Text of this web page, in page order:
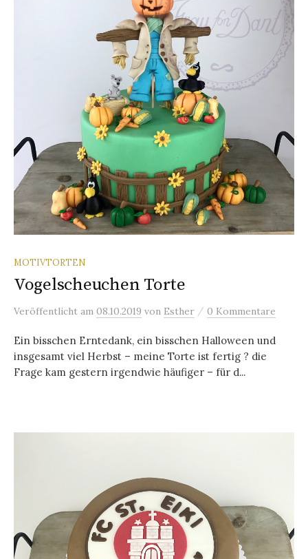
MOTIVTORTEN
Vogelscheuchen Torte
Veröffentlicht am 08.10.2019 von Esther / 0 Kommentare
Ein bisschen Erntedank, ein bisschen Halloween und
insgesamt viel Herbst – meine Torte ist fertig ? die
Frage kam gestern irgendwie häufiger – für d...